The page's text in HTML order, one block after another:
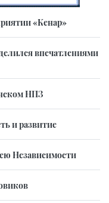
«Кенар»
впечатлениями
НПЗ
и развитие
Независимости